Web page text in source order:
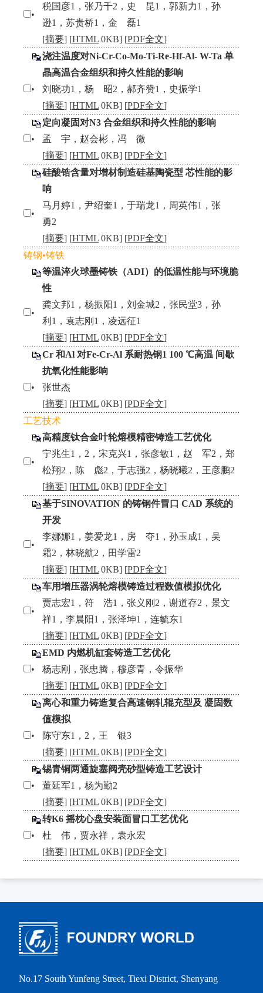
•
税国彦1，张乃千2，史 昆1，郭新力1，孙
逊1，苏贵桥1，金 磊1
[摘要] [HTML 0KB] [PDF全文]
浇注温度对Ni-Cr-Co-Mo-Ti-Re-Hf-Al- W-Ta 单
晶高温合金组织和持久性能的影响
•
刘晓功1，杨 昭2，郝齐赞1，史振学1
[摘要] [HTML 0KB] [PDF全文]
定向凝固对N3 合金组织和持久性能的影响
•
孟 宇，赵会彬，冯 微
[摘要] [HTML 0KB] [PDF全文]
硅酸锆含量对增材制造硅基陶瓷型 芯性能的影
响
•
马月婷1，尹绍奎1，于瑞龙1，周英伟1，张
勇2
[摘要] [HTML 0KB] [PDF全文]
铸钢•铸铁
等温淬火球墨铸铁（ADI）的低温性能与环境脆
性
•
龚文邦1，杨振阳1，刘金城2，张民堂3，孙
利1，袁志刚1，凌远征1
[摘要] [HTML 0KB] [PDF全文]
Cr 和Al 对Fe-Cr-Al 系耐热钢1 100 ℃高温 间歇
抗氧化性能影响
•
张世杰
[摘要] [HTML 0KB] [PDF全文]
工艺技术
高精度钛合金叶轮熔模精密铸造工艺优化
•
宁兆生1，2，宋克兴1，张彦敏1，赵 军2，郑
松翔2，陈 彪2，于志强2，杨晓曦2，王彦鹏2
[摘要] [HTML 0KB] [PDF全文]
基于SINOVATION 的铸钢件冒口 CAD 系统的
开发
•
李娜娜1，姜爱龙1，房 夺1，孙玉成1，吴
霜2，林晓航2，田学雷2
[摘要] [HTML 0KB] [PDF全文]
车用增压器涡轮熔模铸造过程数值模拟优化
•
贾志宏1，符 浩1，张义刚2，谢道存2，景文
祥1，李晨阳1，张泽坤1，连毓东1
[摘要] [HTML 0KB] [PDF全文]
EMD 内燃机缸套铸造工艺优化
•
杨志刚，张忠腾，穆彦青，令振华
[摘要] [HTML 0KB] [PDF全文]
离心和重力铸造复合高速钢轧辊充型及 凝固数
值模拟
•
陈守东1，2，王 银3
[摘要] [HTML 0KB] [PDF全文]
锡青铜两通旋塞阀壳砂型铸造工艺设计
•
董延军1，杨为勤2
[摘要] [HTML 0KB] [PDF全文]
转K6 摇枕心盘安装面冒口工艺优化
•
杜 伟，贾永祥，袁永宏
[摘要] [HTML 0KB] [PDF全文]
No.17 South Yunfeng Street, Tiexi District, Shenyang